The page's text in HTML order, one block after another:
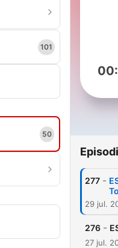
101
50
277 -
29 jul.
276 -
27 jul.